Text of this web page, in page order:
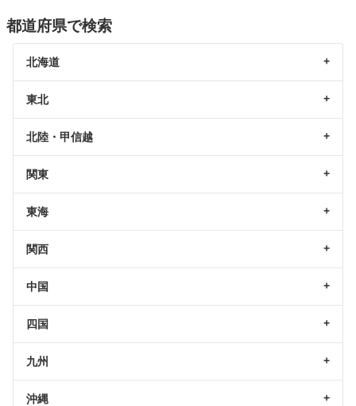
都道府県で検索
北海道
東北
北陸・甲信越
関東
東海
関西
中国
四国
九州
沖縄